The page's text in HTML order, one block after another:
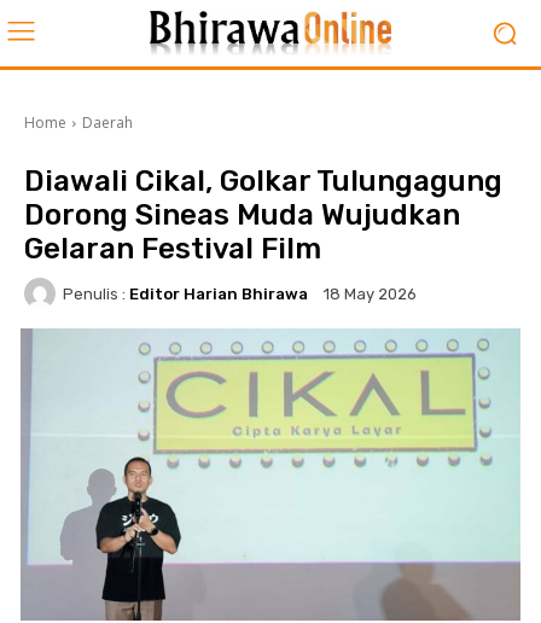
Home Daerah
Diawali Cikal, Golkar Tulungagung
Dorong Sineas Muda Wujudkan
Gelaran Festival Film
Penulis : Editor Harian Bhirawa 18 May 2026